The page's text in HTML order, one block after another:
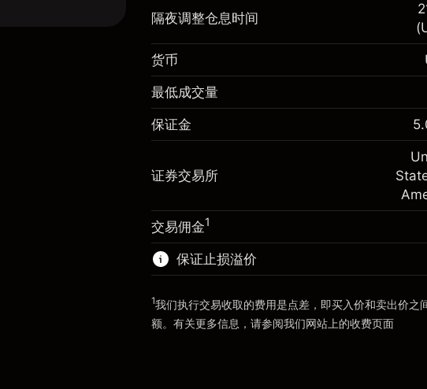
隔夜仓息
来自头寸全值的费用
-
来自杠杆的资金 - 美元（大约值）
前往平台
保证金。您的投资
来自头寸全值的费用
-
使用杠杆的交易规模（大约值）
前往平台
隔夜调整仓息时间
货币
最低成交量
保证金
证券交易所
交易佣金1
保证止损溢价
“服务费用”
1我们执行交易收取的费用是点差，即买入价和卖出价之
额。有关更多信息，请参阅我们网站上的收费页面